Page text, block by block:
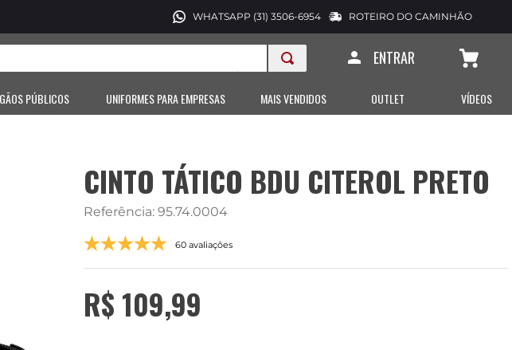
WHATSAPP (31) 3506-6954 ROTEIRO DO CAMINHÃO
ENTRAR
PÚBLICOS UNIFORMES PARA EMPRESAS MAIS VENDIDOS OUTLET VÍDEOS
CINTO TÁTICO BDU CITEROL PRETO
Referência: 95.74.0004
60 avaliações
R$ 109,99